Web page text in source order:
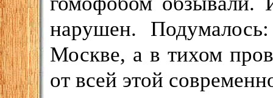
нарушен.
Москве, а в тихом
от всей этой